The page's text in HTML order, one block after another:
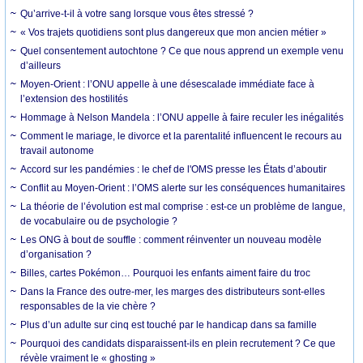
Qu’arrive-t-il à votre sang lorsque vous êtes stressé ?
« Vos trajets quotidiens sont plus dangereux que mon ancien métier »
Quel consentement autochtone ? Ce que nous apprend un exemple venu
d’ailleurs
Moyen-Orient : l’ONU appelle à une désescalade immédiate face à
l’extension des hostilités
Hommage à Nelson Mandela : l’ONU appelle à faire reculer les inégalités
Comment le mariage, le divorce et la parentalité influencent le recours au
travail autonome
Accord sur les pandémies : le chef de l'OMS presse les États d’aboutir
Conflit au Moyen-Orient : l’OMS alerte sur les conséquences humanitaires
La théorie de l’évolution est mal comprise : est-ce un problème de langue,
de vocabulaire ou de psychologie ?
Les ONG à bout de souffle : comment réinventer un nouveau modèle
d’organisation ?
Billes, cartes Pokémon… Pourquoi les enfants aiment faire du troc
Dans la France des outre-mer, les marges des distributeurs sont-elles
responsables de la vie chère ?
Plus d’un adulte sur cinq est touché par le handicap dans sa famille
Pourquoi des candidats disparaissent-ils en plein recrutement ? Ce que
révèle vraiment le « ghosting »